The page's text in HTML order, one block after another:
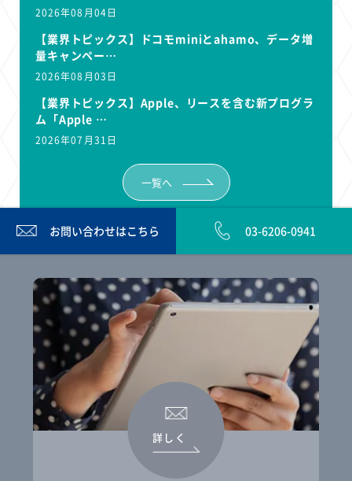
2026年08月04日
【業界トピックス】ドコモminiとahamo、データ増
量キャンペー…
2026年08月03日
【業界トピックス】Apple、リースを含む新プログラ
ム「Apple …
2026年07月31日
一覧へ
お問い合わせはこちら 03-6206-0941
詳しく